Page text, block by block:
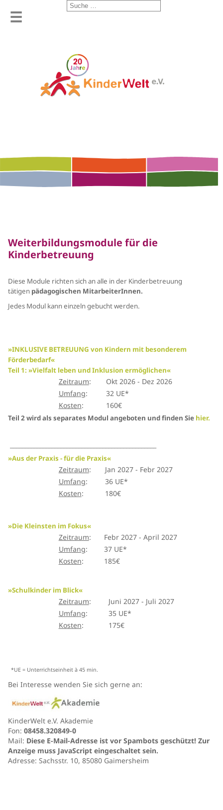
Weiterbildungsmodule für die
Kinderbetreuung
Diese Module richten sich an alle in der Kinderbetreuung
tätigen pädagogischen MitarbeiterInnen.
Jedes Modul kann einzeln gebucht werden.
»INKLUSIVE BETREUUNG von Kindern mit besonderem
Förderbedarf«
Teil 1: »Vielfalt leben und Inklusion ermöglichen«
Zeitraum:
Okt 2026 - Dez 2026
Umfang:
32 UE*
Kosten: 160€
Teil 2 wird als separates Modul angeboten und finden Sie hier.
»Aus der Praxis - für die Praxis«
Zeitraum:
Jan 2027 - Febr 2027
Umfang:
36 UE*
Kosten: 180€
»Die Kleinsten im Fokus«
Zeitraum:
Febr 2027 - April 2027
Umfang:
37 UE*
Kosten: 185€
»Schulkinder im Blick«
Zeitraum:
Juni 2027 - Juli 2027
Umfang:
35 UE*
Kosten: 175€
*UE = Unterrichtseinheit à 45 min.
Bei Interesse wenden Sie sich gerne an:
KinderWelt e.V. Akademie
Fon: 08458.320849-0
Mail: Diese E-Mail-Adresse ist vor Spambots geschützt! Zur
Anzeige muss JavaScript eingeschaltet sein.
Adresse: Sachsstr. 10, 85080 Gaimersheim